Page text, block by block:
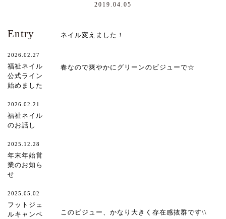
2019.04.05
ネイル変えました！
春なので爽やかにグリーンのビジューで☆
このビジュー、かなり大きく存在感抜群です\\
Entry
2026.02.27
福祉ネイル
公式ライン
始めました
2026.02.21
福祉ネイル
のお話し
2025.12.28
年末年始営
業のお知ら
せ
2025.05.02
フットジェ
ルキャンペ